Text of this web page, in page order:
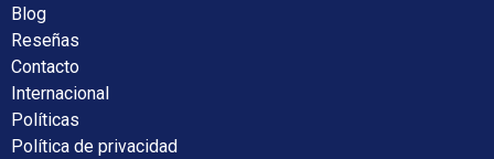
Blog
Reseñas
Contacto
Internacional
Políticas
Política de privacidad